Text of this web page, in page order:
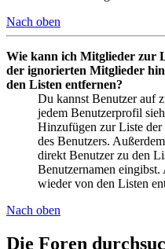
Nach oben
Wie kann ich Mitglieder zur
der ignorierten Mitglieder
den Listen entfernen?
Du kannst Benutzer auf
jedem Benutzerprofil
Hinzufügen zur Liste der
des Benutzers.
direkt Benutzer zu den
Benutzernamen
wieder von den Listen
Nach oben
Die Foren